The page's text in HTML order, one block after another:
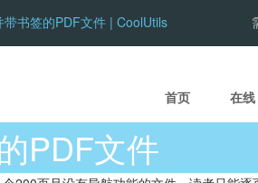
带书签的PDF文件 | CoolUtils
首页 在线
PDF文件